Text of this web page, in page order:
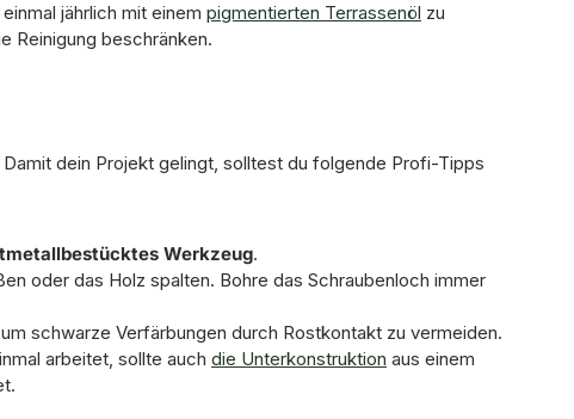
jährlich mit einem pigmentierten Terrassenöl zu
Reinigung beschränken.
dein Projekt gelingt, solltest du folgende Profi-Tipps
Werkzeug.
oder das Holz spalten. Bohre das Schraubenloch immer
schwarze Verfärbungen durch Rostkontakt zu vermeiden.
arbeitet, sollte auch die Unterkonstruktion aus einem